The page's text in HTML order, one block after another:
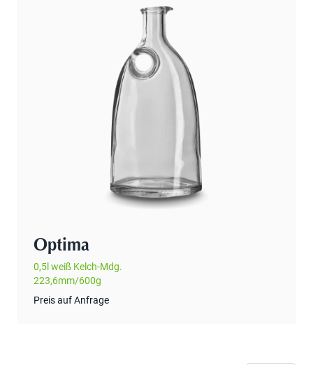
Optima
0,5l weiß Kelch-Mdg.
223,6mm/600g
Preis auf Anfrage